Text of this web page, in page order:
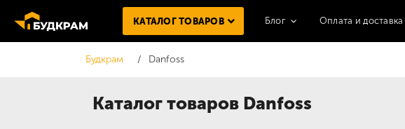
Каталог товаров Danfoss
КАТАЛОГ ТОВАРОВ Блог Оплата и доставка
Будкрам Danfoss